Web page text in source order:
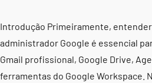
Introdução Primeiramente,
administrador Google é essencial
Gmail profissional, Google Drive,
ferramentas do Google Workspace.